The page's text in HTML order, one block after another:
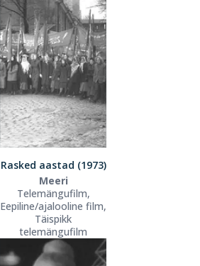
Rasked aastad (1973)
Meeri
Telemängufilm,
Eepiline/ajalooline film,
Täispikk
telemängufilm